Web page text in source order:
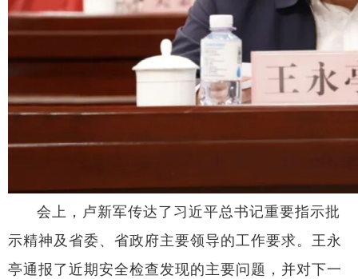
会上，卢新军传达了习近平总书记重要指示批
示精神及省委、省政府主要领导的工作要求。王永
亭通报了近期安全检查发现的主要问题，并对下一